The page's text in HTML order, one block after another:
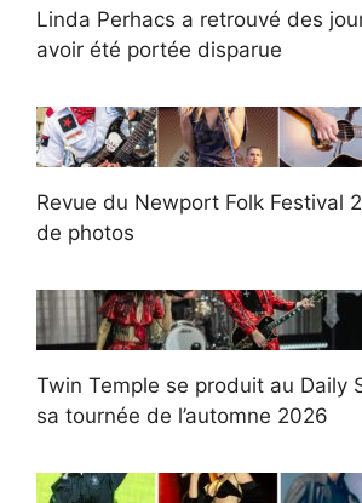
Linda Perhacs a retrouvé des
avoir été portée disparue
Revue du Newport Folk Festival
de photos
Twin Temple se produit au Daily
sa tournée de l’automne 2026